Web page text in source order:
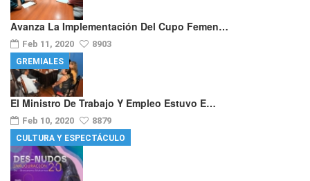
Avanza La Implementación Del Cupo Femen…
Feb 11, 2020 8903
El Ministro De Trabajo Y Empleo Estuvo E…
Feb 10, 2020 8879
GREMIALES
CULTURA Y ESPECTÁCULO